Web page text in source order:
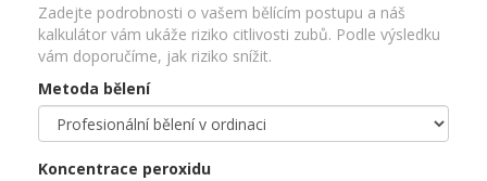
Zadejte podrobnosti o vašem bělícím postupu a náš
kalkulátor vám ukáže riziko citlivosti zubů. Podle výsledku
vám doporučíme, jak riziko snížit.
Metoda bělení
Koncentrace peroxidu